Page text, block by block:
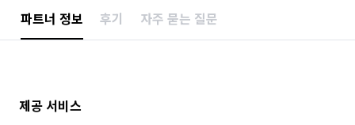
파트너 정보 후기 자주 묻는 질문
제공 서비스